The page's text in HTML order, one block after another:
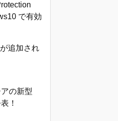
で有効
追加され
の新型
！